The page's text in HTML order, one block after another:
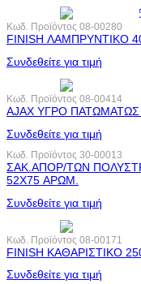
Κωδ. Προϊόντος 08-00280
FINISH ΛΑΜΠΡΥΝΤΙΚΟ
Συνδεθείτε για τιμή
Κωδ. Προϊόντος 08-00414
AJAX ΥΓΡΟ
Συνδεθείτε για τιμή
Κωδ. Προϊόντος 30-00013
ΣΑΚ.ΑΠΟΡ/ΤΩΝ
52X75 ΑΡΩΜ.
Συνδεθείτε για τιμή
Κωδ. Προϊόντος 08-00171
FINISH ΚΑΘΑΡΙΣΤΙΚΟ
Συνδεθείτε για τιμή